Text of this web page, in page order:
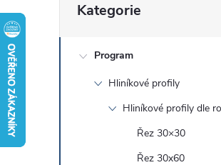
o
kategorie
Kategorie
Program
Hliníkové profily
Hliníkové profily dle
Řez 30×30
Řez 30x60